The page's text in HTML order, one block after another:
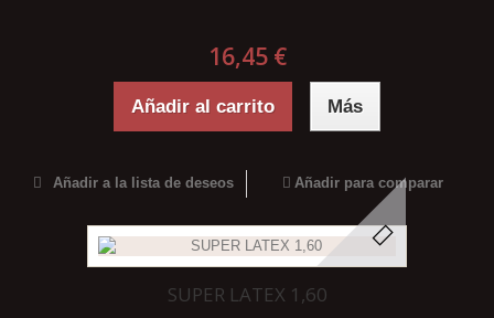
16,45 €
Añadir al carrito Más
Añadir a la lista de deseos Añadir para comparar
SUPER LATEX 1,60